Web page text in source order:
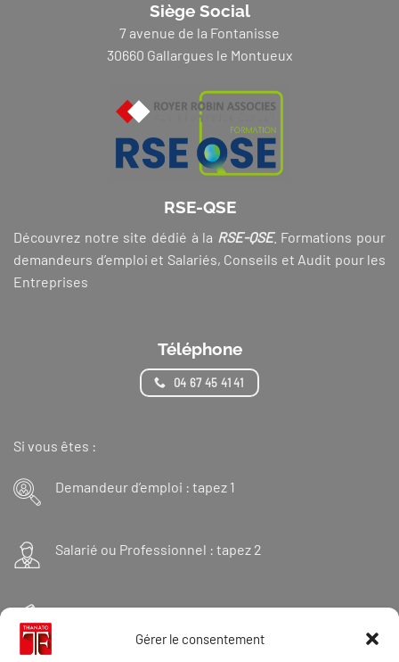
Gérer le consentement
Siège Social
7 avenue de la Fontanisse
30660 Gallargues le Montueux
RSE-QSE
Découvrez notre site dédié à la RSE-QSE. Formations pour
demandeurs d’emploi et Salariés, Conseils et Audit pour les
Entreprises
Téléphone
04 67 45 41 41
Si vous êtes :
Demandeur d’emploi : tapez 1
Salarié ou Professionnel : tapez 2
Financeur : tapez 3